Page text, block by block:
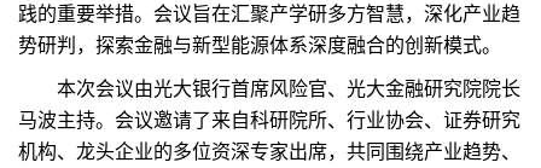
践的重要举措。会议旨在汇聚产学研多方智慧，深化产业趋
势研判，探索金融与新型能源体系深度融合的创新模式。
本次会议由光大银行首席风险官、光大金融研究院院长
马波主持。会议邀请了来自科研院所、行业协会、证券研究
机构、龙头企业的多位资深专家出席，共同围绕产业趋势、